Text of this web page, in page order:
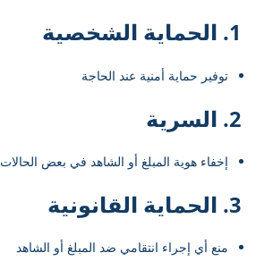
1. الحماية الشخصية
توفير حماية أمنية عند الحاجة
2. السرية
إخفاء هوية المبلغ أو الشاهد في بعض الحالات
3. الحماية القانونية
منع أي إجراء انتقامي ضد المبلغ أو الشاهد